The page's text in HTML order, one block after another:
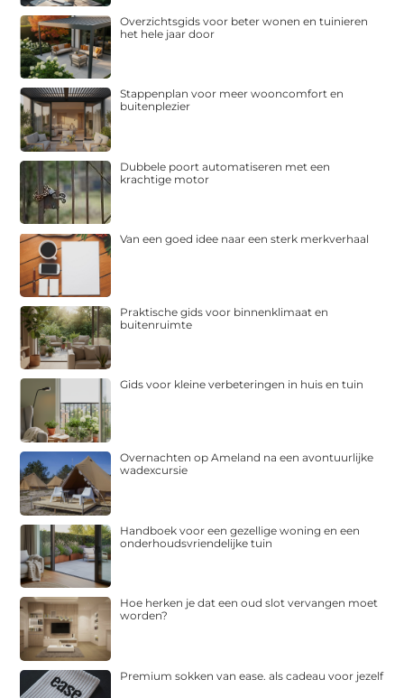
Overzichtsgids voor beter wonen en tuinieren
het hele jaar door
Stappenplan voor meer wooncomfort en
buitenplezier
Dubbele poort automatiseren met een
krachtige motor
Van een goed idee naar een sterk merkverhaal
Praktische gids voor binnenklimaat en
buitenruimte
Gids voor kleine verbeteringen in huis en tuin
Overnachten op Ameland na een avontuurlijke
wadexcursie
Handboek voor een gezellige woning en een
onderhoudsvriendelijke tuin
Hoe herken je dat een oud slot vervangen moet
worden?
Premium sokken van ease. als cadeau voor jezelf